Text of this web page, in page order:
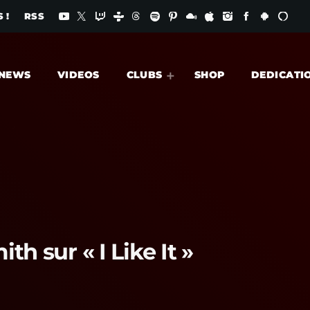
! RSS
VIDEOS CLUBS SHOP
sur « I Like It »